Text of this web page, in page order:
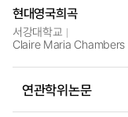
현대영국희곡
서강대학교
Claire Maria Chambers
연관학위논문